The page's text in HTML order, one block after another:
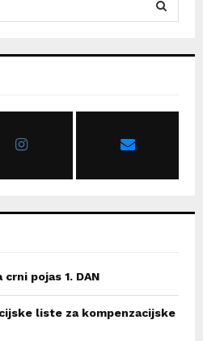
pojas 1. DAN
liste za kompenzacijske